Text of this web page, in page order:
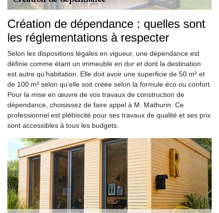
Création de dépendance : quelles sont
les réglementations à respecter
Selon les dispositions légales en vigueur, une dépendance est
définie comme étant un immeuble en dur et dont la destination
est autre qu’habitation. Elle doit avoir une superficie de 50 m² et
de 100 m² selon qu’elle soit créée selon la formule éco ou confort.
Pour la mise en œuvre de vos travaux de construction de
dépendance, choisissez de faire appel à M. Mathurin. Ce
professionnel est plébiscité pour ses travaux de qualité et ses prix
sont accessibles à tous les budgets.